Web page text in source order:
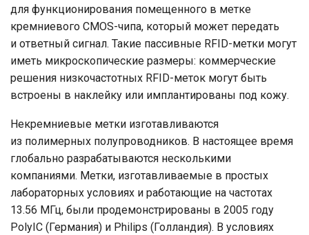
для функционирования помещенного в метке
кремниевого CMOS-чипа, который может передать
и ответный сигнал. Такие пассивные RFID-метки могут
иметь микроскопические размеры: коммерческие
решения низкочастотных RFID-меток могут быть
встроены в наклейку или имплантированы под кожу.
Некремниевые метки изготавливаются
из полимерных полупроводников. В настоящее время
глобально разрабатываются несколькими
компаниями. Метки, изготавливаемые в простых
лабораторных условиях и работающие на частотах
13.56 МГц, были продемонстрированы в 2005 году
PolyIC (Германия) и Philips (Голландия). В условиях